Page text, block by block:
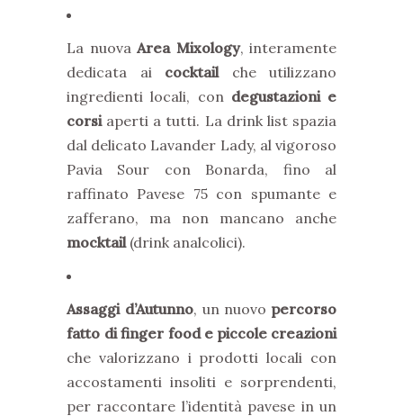
La nuova Area Mixology, interamente
dedicata ai cocktailche utilizzano
ingredienti locali, con degustazioni e
corsiaperti a tutti. La drink list spazia
dal delicato Lavander Lady, al vigoroso
Pavia Sour con Bonarda, fino al
raffinato Pavese 75 con spumante e
zafferano, ma non mancano anche
mocktail(drink analcolici).
Assaggi d’Autunno, un nuovo percorso
fatto di finger food e piccole creazioni
che valorizzano i prodotti locali con
accostamenti insoliti e sorprendenti,
per raccontare l’identità pavese in un